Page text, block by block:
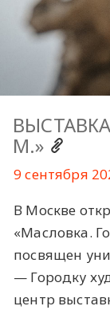
М.»
9 сентября
В Москве
«Масловка.
посвящен
— Городку
центр